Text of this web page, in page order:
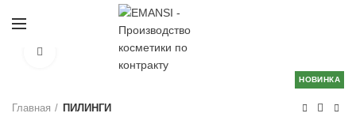
НОВИНКА
Нажмите, чтобы увеличить
Главная ПИЛИНГИ